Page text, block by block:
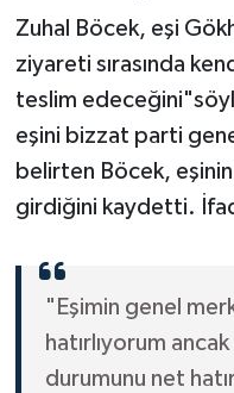
Zuhal Böcek, eşi
ziyareti sırasında
teslim
eşini bizzat parti
belirten Böcek,
girdiğini kaydetti.
"Eşimin genel
hatırlıyorum
durumunu net